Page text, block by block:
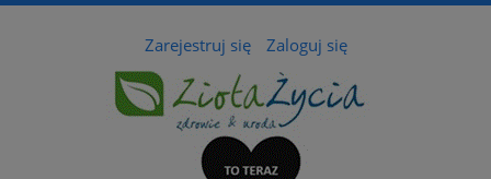
Zarejestruj się Zaloguj się